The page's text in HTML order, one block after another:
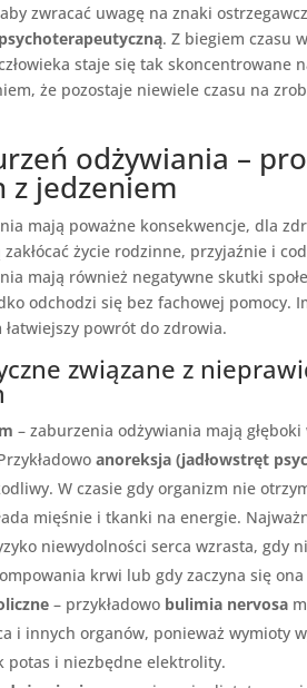
zwracać uwagę na znaki
psychoterapeutyczną.Z biegiem czasu
staje się tak skoncentrowane
że pozostaje niewiele czasu na
odżywiania –
z jedzeniem
mają poważne konsekwencje, dla
zakłócać życie rodzinne, przyjaźnie i
mają również negatywne skutki
odchodzi się bez fachowej pomocy.
powrót do zdrowia.
związane z
– zaburzenia odżywiania mają głęboki
anoreksja (jadłowstręt
W czasie gdy organizm nie
mięśnie i tkanki na energie.
niewydolności serca wzrasta, gdy
krwi lub gdy zaczyna się ona
– przykładowo bulimia nervosa
i innych organów, ponieważ wymioty
potas i niezbędne elektrolity.